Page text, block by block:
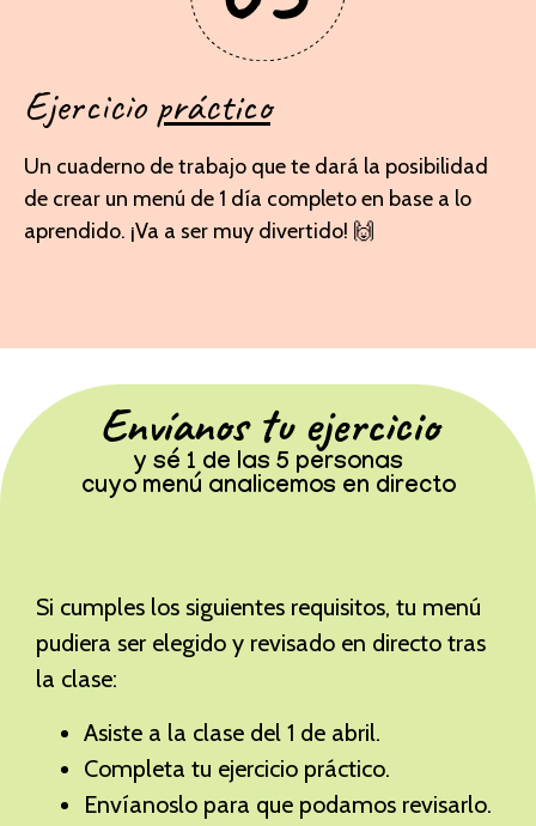
Ejercicio práctico
Un cuaderno de trabajo que te dará la posibilidad
de crear un menú de 1 día completo en base a lo
aprendido. ¡Va a ser muy divertido! 🙌
Envíanos tu ejercicio
y sé 1 de las 5 personas
cuyo menú analicemos en directo
Si cumples los siguientes requisitos, tu menú
pudiera ser elegido y revisado en directo tras
la clase:
Asiste a la clase del 1 de abril.
Completa tu ejercicio práctico.
Envíanoslo para que podamos revisarlo.